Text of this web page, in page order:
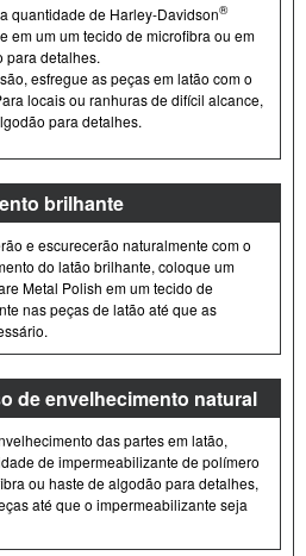
quantidade de Harley-Davidson®
em um um tecido de microfibra ou em
para detalhes.
esfregue as peças em latão com o
locais ou ranhuras de difícil alcance,
para detalhes.
brilhante
e escurecerão naturalmente com o
do latão brilhante, coloque um
Metal Polish em um tecido de
nas peças de latão até que as
de envelhecimento natural
das partes em latão,
de impermeabilizante de polímero
ou haste de algodão para detalhes,
até que o impermeabilizante seja